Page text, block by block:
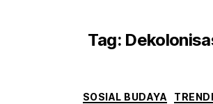
Tag:
SOSIAL BUDAYA